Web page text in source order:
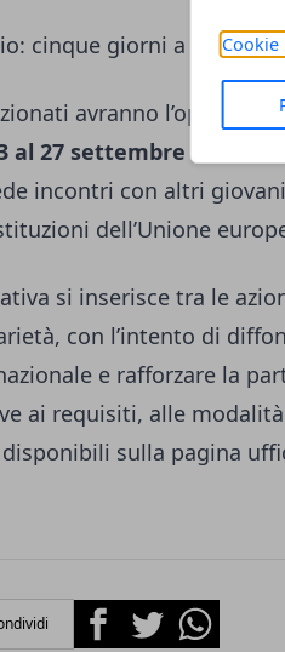
Cookie
cinque giorni a
avranno
al 27 settembre 2026
incontri con altri
dell’Unione
si inserisce tra le
con l’intento di
e rafforzare la
ai requisiti, alle
sulla pagina
FacebookTwitterWhatsapp